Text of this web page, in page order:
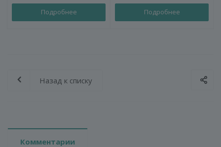
Подробнее Подробнее
Назад к списку
Комментарии